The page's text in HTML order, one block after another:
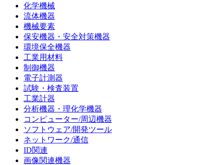
化学機械
流体機器
機械要素
保安機器・安全対策機器
環境保全機器
工業用材料
制御機器
電子計測器
試験・検査装置
工業計器
分析機器・理化学機器
コンピューター/周辺機器
ソフトウェア/開発ツール
ネットワーク/通信
ID関連
画像関連機器